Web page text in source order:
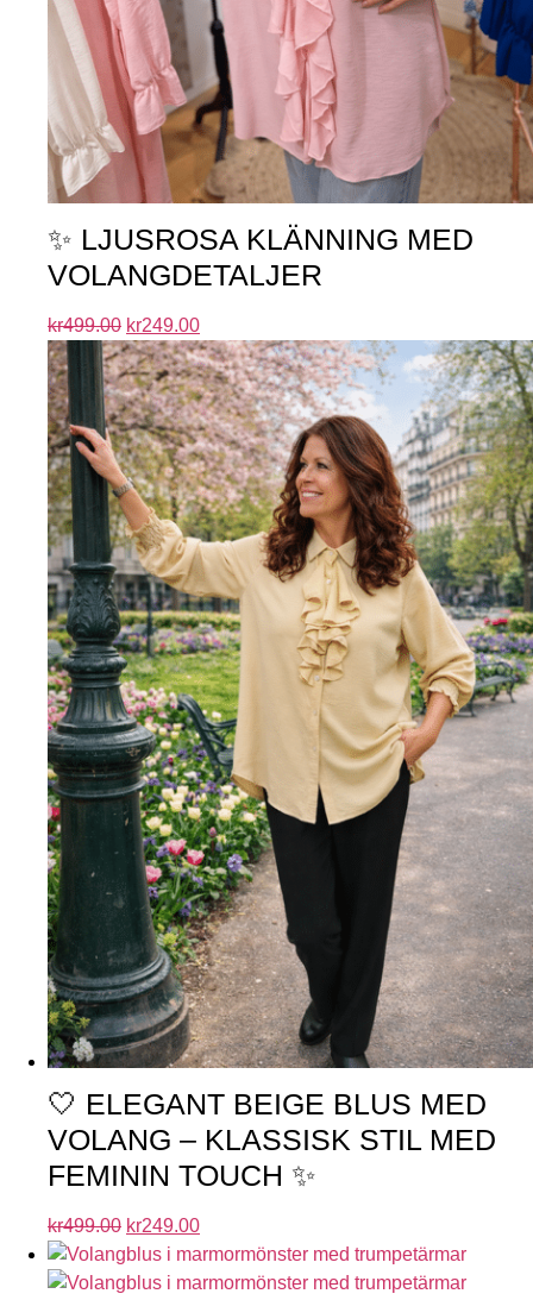
✨ LJUSROSA KLÄNNING MED
VOLANGDETALJER
kr499.00 kr249.00
🤍 ELEGANT BEIGE BLUS MED
VOLANG – KLASSISK STIL MED
FEMININ TOUCH ✨
kr499.00 kr249.00